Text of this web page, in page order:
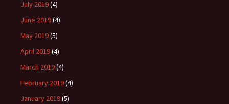
July 2019(4)
June 2019(4)
May 2019(5)
April 2019(4)
March 2019(4)
February 2019(4)
January 2019(5)